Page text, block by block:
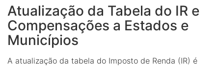
Atualização da Tabela do IR e
Compensações a Estados e
Municípios
A atualização da tabela do Imposto de Renda (IR) é